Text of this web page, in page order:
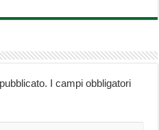
I campi obbligatori